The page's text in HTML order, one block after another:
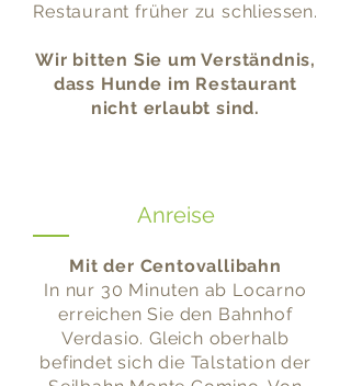
Restaurant früher zu schliessen.
Wir bitten Sie um Verständnis,
dass Hunde im Restaurant
nicht erlaubt sind.
Anreise
​Mit der Centovallibahn
In nur 30 Minuten ab Locarno
erreichen Sie den Bahnhof
Verdasio. Gleich oberhalb
befindet sich die Talstation der